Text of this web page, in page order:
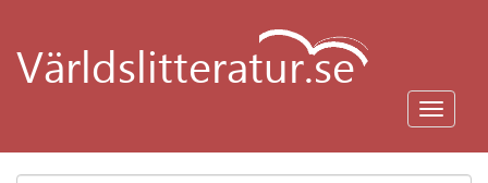
huvudinnehåll